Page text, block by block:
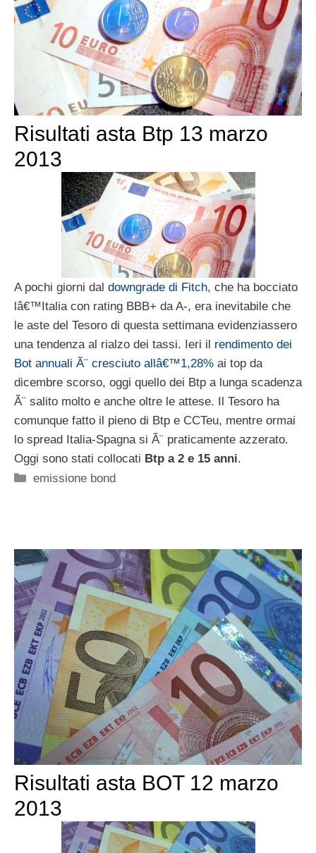
Risultati asta Btp 13 marzo
2013
A pochi giorni dal downgrade di Fitch, che ha bocciato
lâ€™Italia con rating BBB+ da A-, era inevitabile che
le aste del Tesoro di questa settimana evidenziassero
una tendenza al rialzo dei tassi. Ieri il rendimento dei
Bot annuali Ã¨ cresciuto allâ€™1,28% ai top da
dicembre scorso, oggi quello dei Btp a lunga scadenza
Ã¨ salito molto e anche oltre le attese. Il Tesoro ha
comunque fatto il pieno di Btp e CCTeu, mentre ormai
lo spread Italia-Spagna si Ã¨ praticamente azzerato.
Oggi sono stati collocati Btp a 2 e 15 anni.
Categorie
emissione bond
Risultati asta BOT 12 marzo
2013